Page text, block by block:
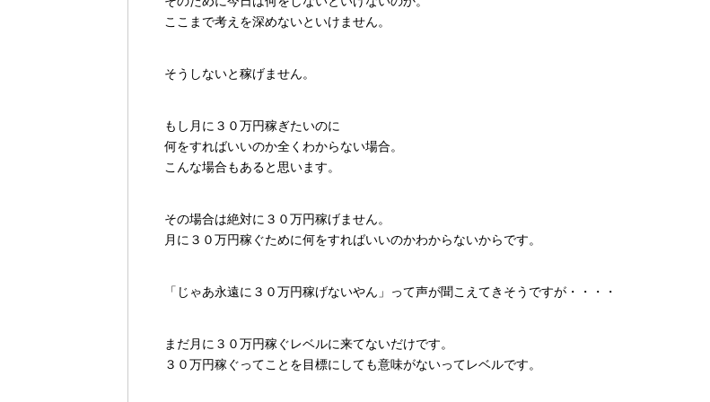
ここまで考えを深めないといけません。
そうしないと稼げません。
もし月に３０万円稼ぎたいのに
何をすればいいのか全くわからない場合。
こんな場合もあると思います。
その場合は絶対に３０万円稼げません。
月に３０万円稼ぐために何をすればいいのかわからないからです。
「じゃあ永遠に３０万円稼げないやん」って声が聞こえてきそうですが・・・・
まだ月に３０万円稼ぐレベルに来てないだけです。
３０万円稼ぐってことを目標にしても意味がないってレベルです。